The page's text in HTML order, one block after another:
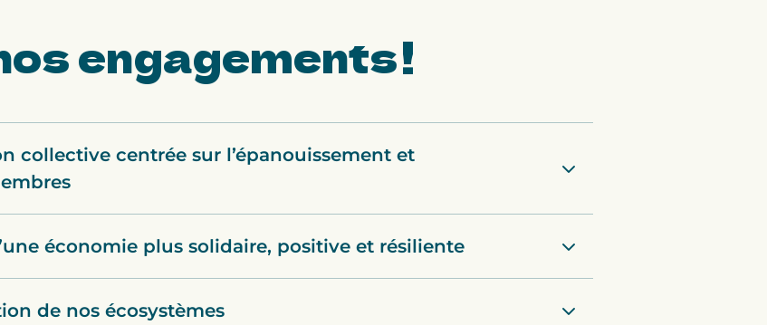
engagements!
collective centrée sur l’épanouissement et
économie plus solidaire, positive et résiliente
de nos écosystèmes